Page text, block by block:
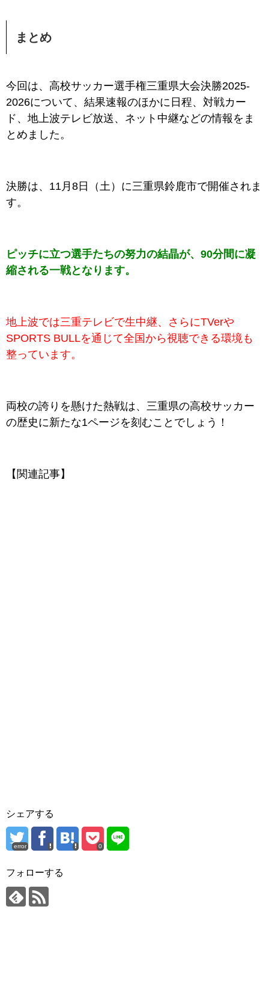
まとめ
今回は、高校サッカー選手権三重県大会決勝2025-
2026について、結果速報のほかに日程、対戦カー
ド、地上波テレビ放送、ネット中継などの情報をま
とめました。
決勝は、11月8日（土）に三重県鈴鹿市で開催されま
す。
ピッチに立つ選手たちの努力の結晶が、90分間に凝
縮される一戦となります。
地上波では三重テレビで生中継、さらにTVerや
SPORTS BULLを通じて全国から視聴できる環境も
整っています。
両校の誇りを懸けた熱戦は、三重県の高校サッカー
の歴史に新たな1ページを刻むことでしょう！
【関連記事】
シェアする
error 0
フォローする